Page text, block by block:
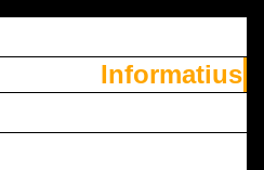
Informatius